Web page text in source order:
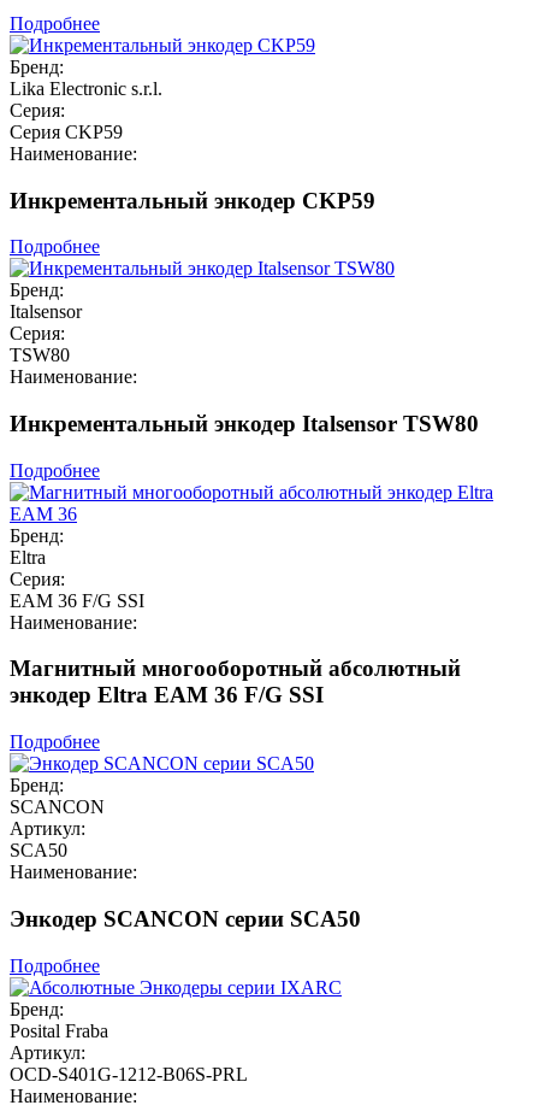
Подробнее
Бренд:
Lika Electronic s.r.l.
Серия:
Серия CKP59
Наименование:
Инкрементальный энкодер CKP59
Подробнее
Бренд:
Italsensor
Серия:
TSW80
Наименование:
Инкрементальный энкодер Italsensor TSW80
Подробнее
Бренд:
Eltra
Серия:
EAM 36 F/G SSI
Наименование:
Магнитный многооборотный абсолютный
энкодер Eltra EAM 36 F/G SSI
Подробнее
Бренд:
SCANCON
Артикул:
SCA50
Наименование:
Энкодер SCANCON серии SCA50
Подробнее
Бренд:
Posital Fraba
Артикул:
OCD-S401G-1212-B06S-PRL
Наименование: